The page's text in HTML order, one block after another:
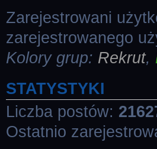
Zarejestrowani
zarejestrowanego
Kolory grup: Rekrut,
STATYSTYKI
Liczba postów:
Ostatnio